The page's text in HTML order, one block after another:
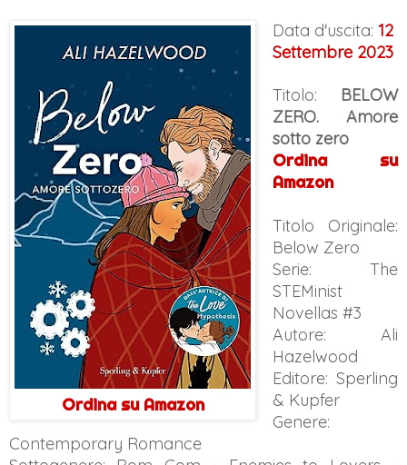
Ordina su Amazon
Data d'uscita: 12
Settembre 2023
Titolo:
BELOW
ZERO. Amore
sotto zero
Ordina su
Amazon
Titolo Originale:
Below Zero
Serie: The
STEMinist
Novellas #3
Autore: Ali
Hazelwood
Editore: Sperling
& Kupfer
Genere:
Contemporary Romance